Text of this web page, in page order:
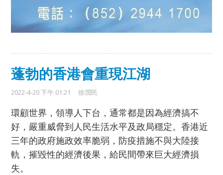
蓬勃的香港會重現江湖
2022-4-20 下午 01:21 徐潤民
環顧世界，領導人下台，通常都是因為經濟搞不
好，嚴重威脅到人民生活水平及政局穩定。香港近
三年的政府施政效率脆弱，防疫措施不與大陸接
軌，摧毀性的經濟後果，給民間帶來巨大經濟損
失。